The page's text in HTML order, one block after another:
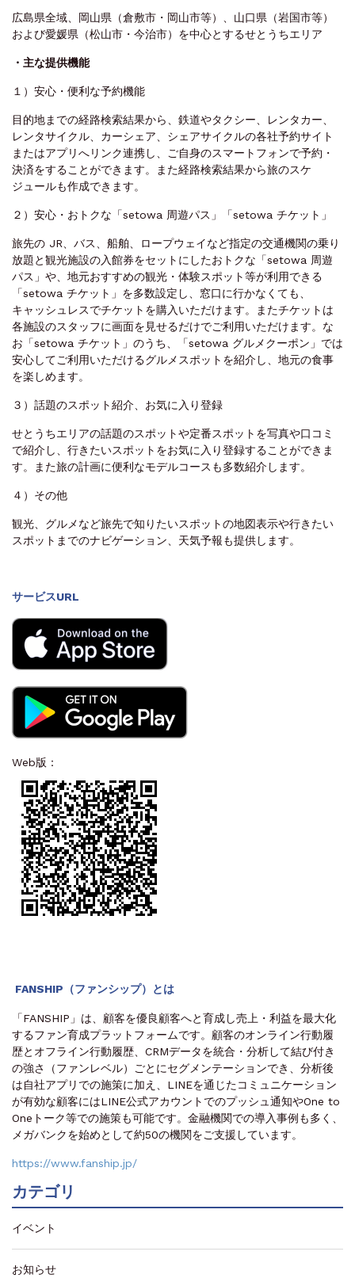
広島県全域、岡山県（倉敷市・岡山市等）、山口県（岩国市等）
および愛媛県（松山市・今治市）を中心とするせとうちエリア
・主な提供機能
１）安心・便利な予約機能
目的地までの経路検索結果から、鉄道やタクシー、レンタカー、
レンタサイクル、カーシェア、シェアサイクルの各社予約サイト
またはアプリへリンク連携し、ご自身のスマートフォンで予約・
決済をすることができます。また経路検索結果から旅のスケ
ジュールも作成できます。
２）安心・おトクな「setowa 周遊パス」「setowa チケット」
旅先の JR、バス、船舶、ロープウェイなど指定の交通機関の乗り
放題と観光施設の入館券をセットにしたおトクな「setowa 周遊
パス」や、地元おすすめの観光・体験スポット等が利用できる
「setowa チケット」を多数設定し、窓口に行かなくても、
キャッシュレスでチケットを購入いただけます。またチケットは
各施設のスタッフに画面を見せるだけでご利用いただけます。な
お「setowa チケット」のうち、「setowa グルメクーポン」では
安心してご利用いただけるグルメスポットを紹介し、地元の食事
を楽しめます。
３）話題のスポット紹介、お気に入り登録
せとうちエリアの話題のスポットや定番スポットを写真や口コミ
で紹介し、行きたいスポットをお気に入り登録することができま
す。また旅の計画に便利なモデルコースも多数紹介します。
４）その他
観光、グルメなど旅先で知りたいスポットの地図表示や行きたい
スポットまでのナビゲーション、天気予報も提供します。
サービスURL
Web版：
FANSHIP（ファンシップ）とは
「FANSHIP」は、顧客を優良顧客へと育成し売上・利益を最大化
するファン育成プラットフォームです。顧客のオンライン行動履
歴とオフライン行動履歴、CRMデータを統合・分析して結び付き
の強さ（ファンレベル）ごとにセグメンテーションでき、分析後
は自社アプリでの施策に加え、LINEを通じたコミュニケーション
が有効な顧客にはLINE公式アカウントでのプッシュ通知やOne to
Oneトーク等での施策も可能です。金融機関での導入事例も多く、
メガバンクを始めとして約50の機関をご支援しています。
https://www.fanship.jp/
カテゴリ
イベント
お知らせ